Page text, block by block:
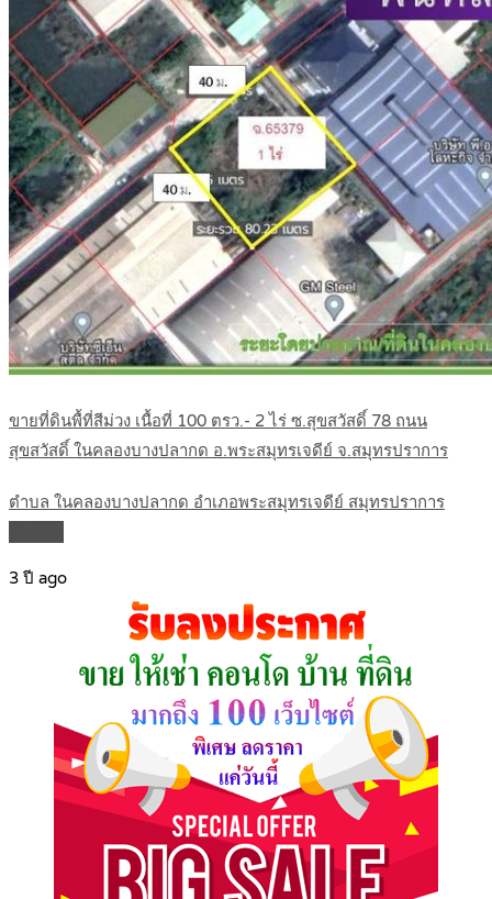
ขายที่ดินพื้ที่สีม่วง เนื้อที่ 100 ตรว.- 2 ไร่ ซ.สุขสวัสดิ์ 78 ถนน
สุขสวัสดิ์ ในคลองบางปลากด อ.พระสมุทรเจดีย์ จ.สมุทรปราการ
ตำบล ในคลองบางปลากด อำเภอพระสมุทรเจดีย์ สมุทรปราการ
3 ปี ago